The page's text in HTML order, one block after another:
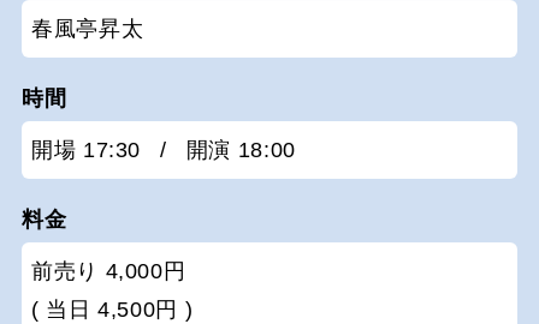
春風亭昇太
時間
開場 17:30 / 開演 18:00
料金
前売り 4,000円
( 当日 4,500円 )